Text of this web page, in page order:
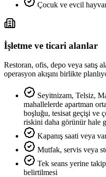
Çocuk ve evcil
İşletme ve ticari alanlar
Restoran, ofis, depo veya satış
operasyon akışını birlikte
Seyitnizam, Telsiz,
mahallelerde apartman
boşluğu, tesisat geçişi ve
riskini daha görünür hale
Kapanış saati veya
Mutfak, servis veya
Tek seans yerine
belirtilmesi